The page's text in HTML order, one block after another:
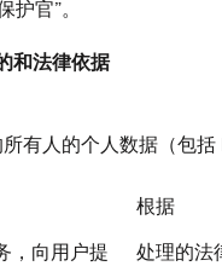
护官”。
和法律依据
有人的个人数据（包
根据
，向用户提
处理的法